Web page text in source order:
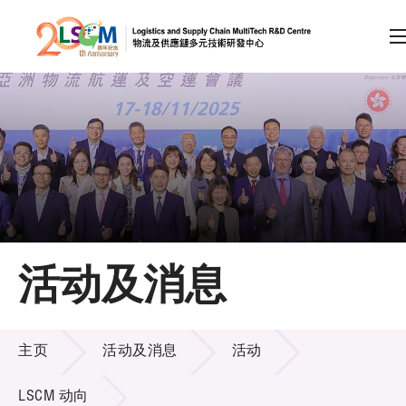
跳到内容（按回车键）
会员登录
A A EN 繁 简
主页
关于LSCM
技术商品化
项目及资助计划
活动及消息
活动及消息
主页 活动及消息 活动
LSCM 动向